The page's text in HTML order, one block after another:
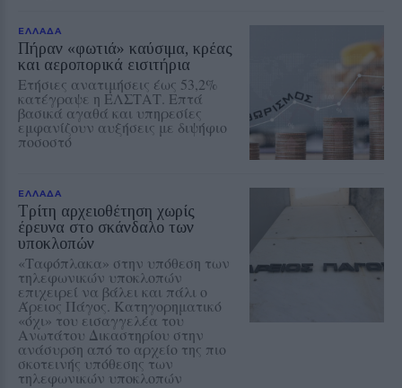
ΕΛΛΑΔΑ
Πήραν «φωτιά» καύσιμα, κρέας
και αεροπορικά εισιτήρια
Ετήσιες ανατιμήσεις έως 53,2%
κατέγραψε η ΕΛΣΤΑΤ. Επτά
βασικά αγαθά και υπηρεσίες
εμφανίζουν αυξήσεις με διψήφιο
ποσοστό
ΕΛΛΑΔΑ
Τρίτη αρχειοθέτηση χωρίς
έρευνα στο σκάνδαλο των
υποκλοπών
«Ταφόπλακα» στην υπόθεση των
τηλεφωνικών υποκλοπών
επιχειρεί να βάλει και πάλι ο
Άρειος Πάγος. Κατηγορηματικό
«όχι» του εισαγγελέα του
Ανωτάτου Δικαστηρίου στην
ανάσυρση από το αρχείο της πιο
σκοτεινής υπόθεσης των
τηλεφωνικών υποκλοπών